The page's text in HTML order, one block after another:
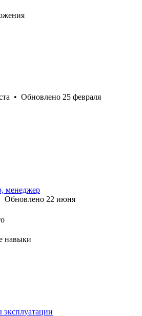
• Обновлено 25 февраля
менеджер
Обновлено 22 июня
навыки
эксплуатации